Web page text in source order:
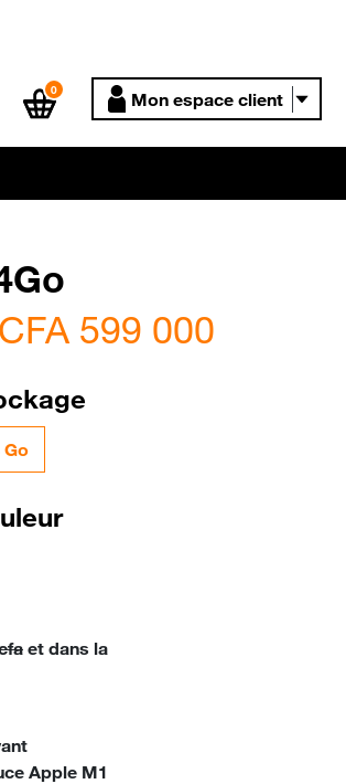
0 Mon espace client
CFA 599 000
Go
et dans la
Apple M1